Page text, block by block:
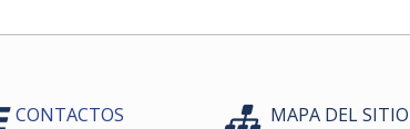
CONTACTOS MAPA DEL SITIO